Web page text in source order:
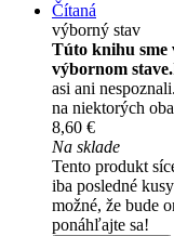
Čítaná
výborný stav
Túto knihu sme
výbornom stave.
asi ani
na niektorých
8,60 €
Na sklade
Tento produkt
iba posledné
možné, že bude
ponáhľajte sa!